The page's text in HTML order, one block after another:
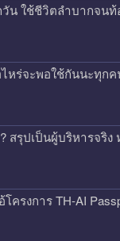
วัน ใช้ชีวิตลำบากจน
หร่จะพอใช้กันนะทุก
สรุปเป็นผู้บริหารจริ
ครงการ TH-AI